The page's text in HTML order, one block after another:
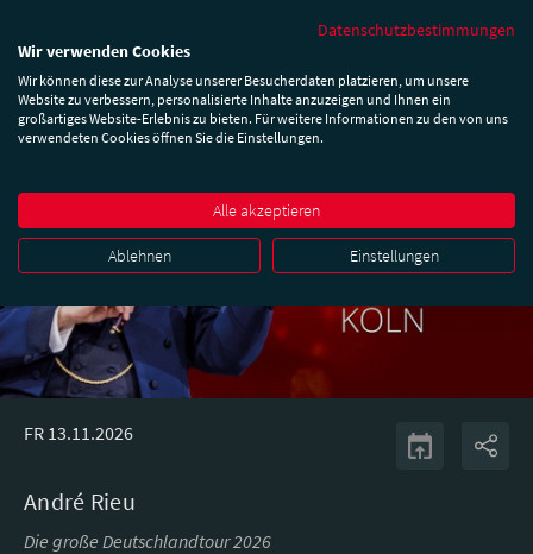
FR 13.11.2026
André Rieu
Die große Deutschlandtour 2026
Datenschutzbestimmungen
Wir verwenden Cookies
Wir können diese zur Analyse unserer Besucherdaten platzieren, um unsere
Website zu verbessern, personalisierte Inhalte anzuzeigen und Ihnen ein
großartiges Website-Erlebnis zu bieten. Für weitere Informationen zu den von uns
verwendeten Cookies öffnen Sie die Einstellungen.
Alle akzeptieren
Ablehnen Einstellungen